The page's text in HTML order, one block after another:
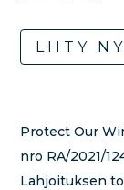
LIITY
Protect Our
nro RA/2021/
Lahjoituksen